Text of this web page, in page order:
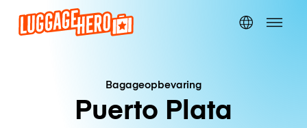
Bagageopbevaring
Puerto Plata